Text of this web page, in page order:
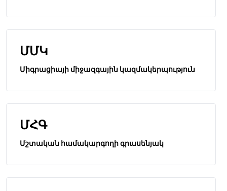
ՄՄԿ
Միգրացիայի միջազգային կազմակերպություն
ՄՀԳ
Մշտական համակարգողի գրասենյակ